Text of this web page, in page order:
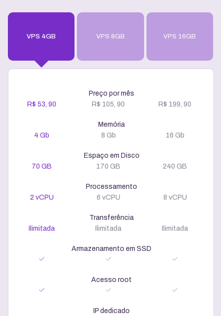
VPS 4GB VPS 8GB VPS 16GB
Preço por mês
R$ 53, 90
R$ 105, 90 R$ 199, 90
Memória
4 Gb
8 Gb 16 Gb
Espaço em Disco
70 GB
170 GB 240 GB
Processamento
2 vCPU
6 vCPU 8 vCPU
Transferência
Ilimitada
Ilimitada Ilimitada
Armazenamento em SSD
Acesso root
IP dedicado